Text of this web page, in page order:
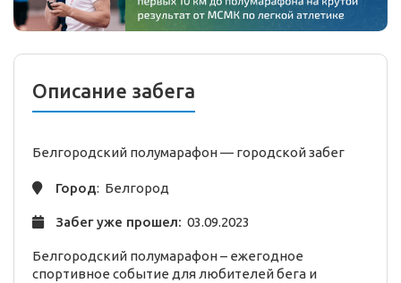
Описание забега
Белгородский полумарафон — городскойзабег
Город: Белгород
Забег уже прошел: 03.09.2023
Белгородский полумарафон – ежегодное
спортивное событие для любителей бега и